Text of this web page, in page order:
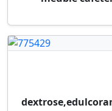
36
16 pastilles